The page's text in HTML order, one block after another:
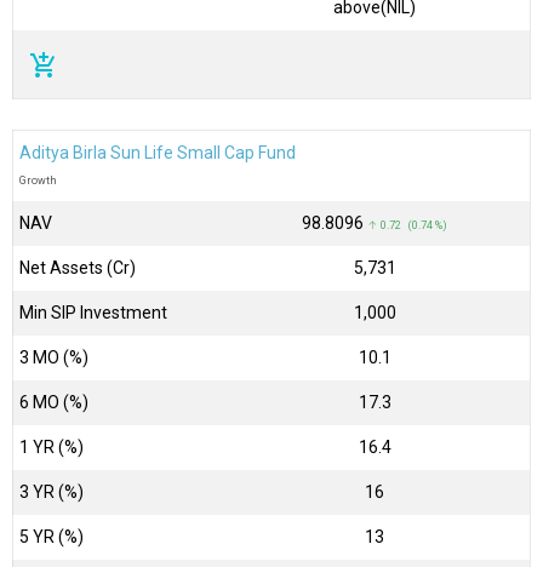
above(NIL)
add_shopping_cart
Aditya Birla Sun Life Small Cap Fund
Growth
NAV ₹98.8096 ↑ 0.72 (0.74 %)
Net Assets (Cr) ₹5,731
Min SIP Investment 1,000
3 MO (%) 10.1
6 MO (%) 17.3
1 YR (%) 16.4
3 YR (%) 16
5 YR (%) 13